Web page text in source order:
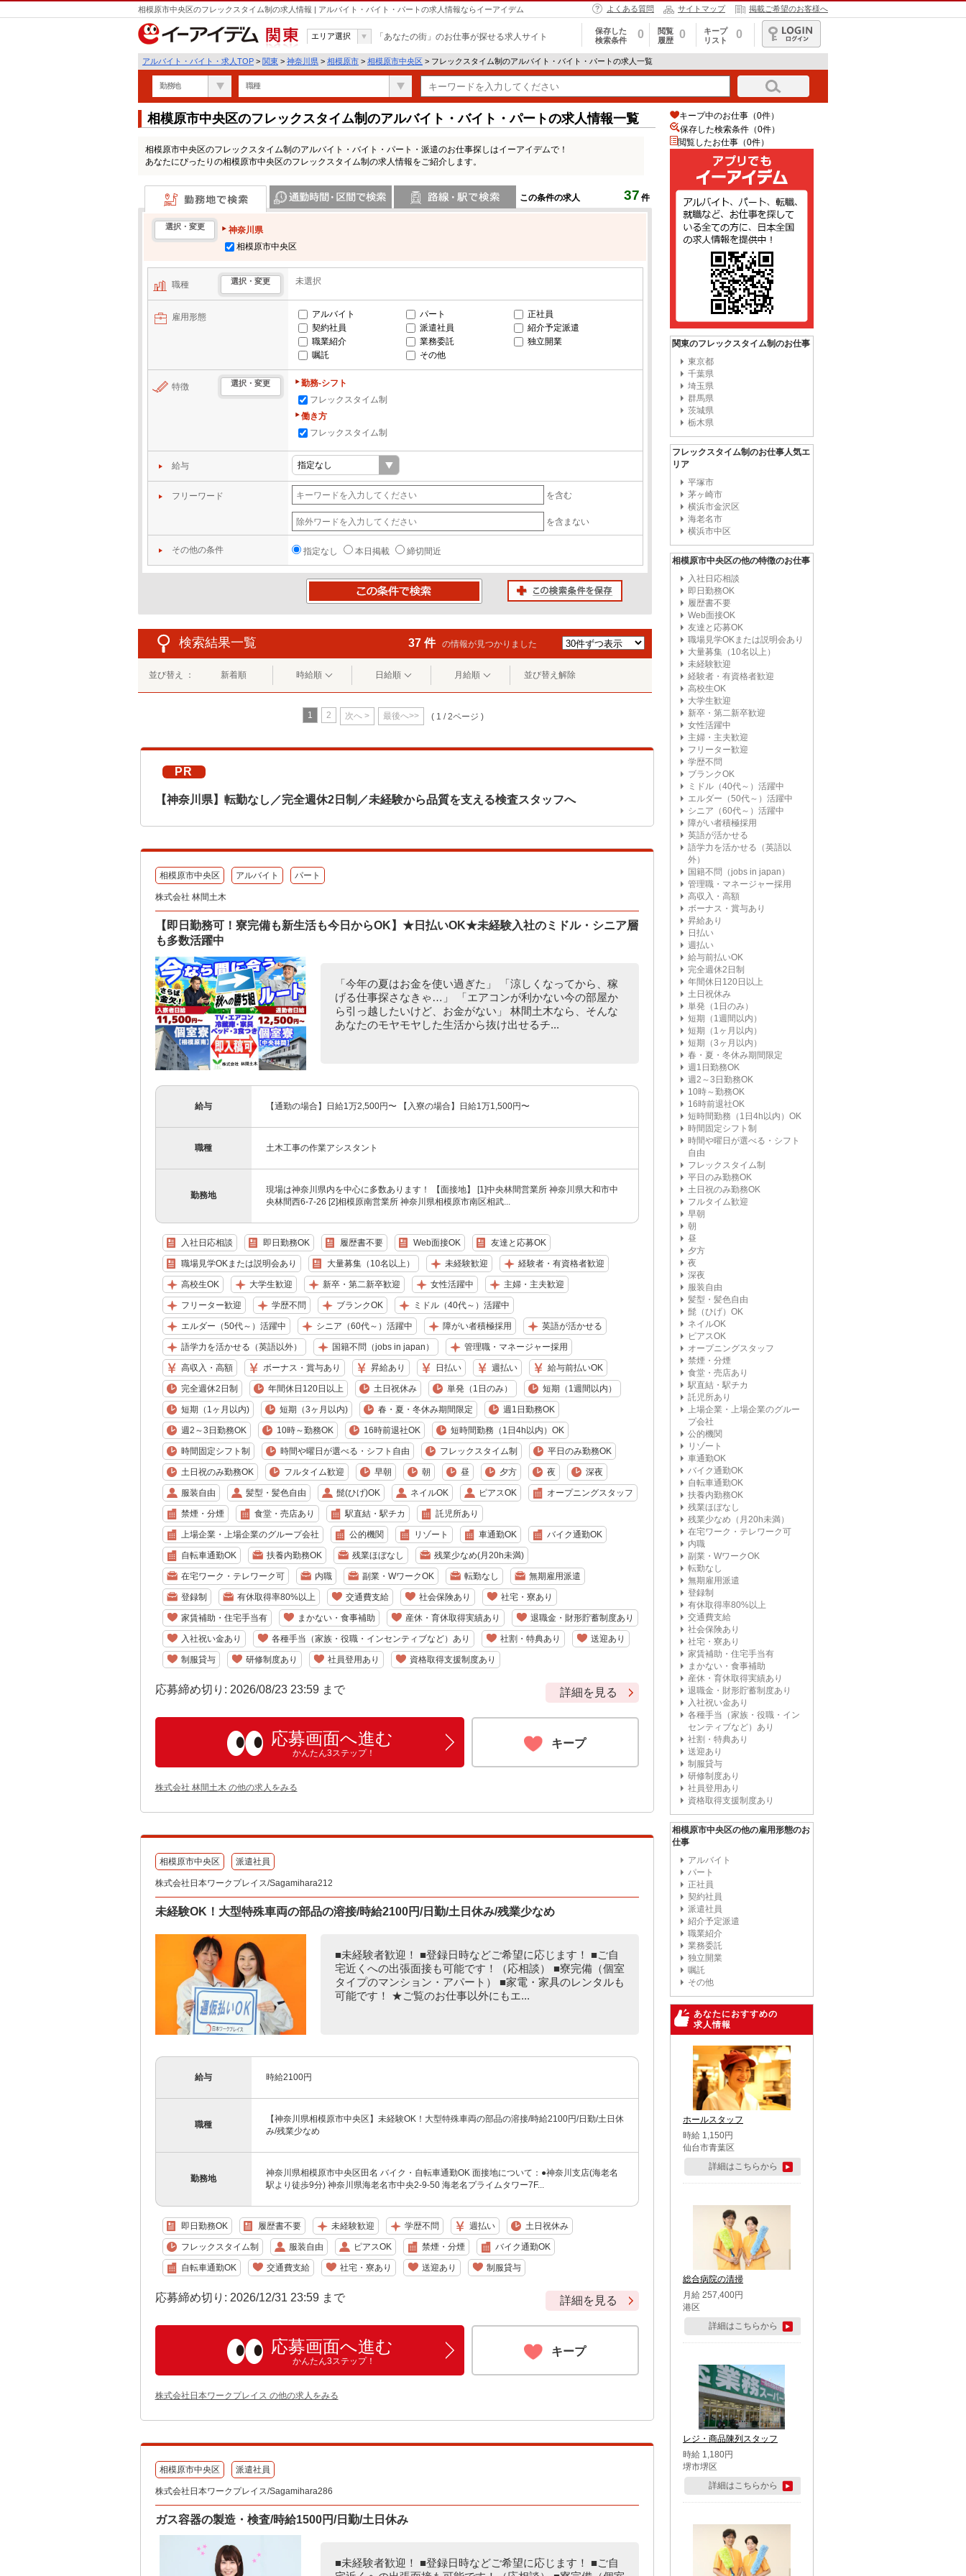
相模原市中央区のフレックスタイム制の求人情報 | アルバイト・バイト・パートの求人情報ならイーアイデム よくある質問 サイトマップ 掲載ご希望のお客様へ
関東
エリア選択 「あなたの街」のお仕事が探せる求人サイト
保存した
検索条件
0
閲覧
履歴
0
キープ
リスト
0
ログイン
アルバイト・バイト・求人TOP > 関東 > 神奈川県 > 相模原市 > 相模原市中央区 > フレックスタイム制のアルバイト・バイト・パートの求人一覧
勤務地 職種
相模原市中央区のフレックスタイム制のアルバイト・バイト・パートの求人情報一覧
相模原市中央区のフレックスタイム制のアルバイト・バイト・パート・派遣のお仕事探しはイーアイデムで！
あなたにぴったりの相模原市中央区のフレックスタイム制の求人情報をご紹介します。
この条件の求人 37 件
勤務地で検索
選択・変更
神奈川県
相模原市中央区
職種 選択・変更 未選択
雇用形態 アルバイト パート
正社員
契約社員
派遣社員
紹介予定派遣
職業紹介
業務委託
独立開業
嘱託
その他
特徴 選択・変更
勤務-シフト
フレックスタイム制
働き方
フレックスタイム制
給与
フリーワード を含む
を含まない
その他の条件 指定なし 本日掲載 締切間近
検索結果一覧 37 件 の情報が見つかりました
並び替え ： 新着順 時給順 日給順 月給順 並び替え解除
1 2 次へ > 最後へ>> ( 1 / 2ページ )
PR
【神奈川県】転勤なし／完全週休2日制／未経験から品質を支える検査スタッフへ
相模原市中央区 アルバイト パート
株式会社 林間土木
【即日勤務可！寮完備も新生活も今日からOK】★日払いOK★未経験入社のミドル・シニア層
も多数活躍中
「今年の夏はお金を使い過ぎた」 「涼しくなってから、稼
げる仕事探さなきゃ…」 「エアコンが利かない今の部屋か
ら引っ越したいけど、お金がない」 林間土木なら、そんな
あなたのモヤモヤした生活から抜け出せるチ...
給与 【通勤の場合】日給1万2,500円〜 【入寮の場合】日給1万1,500円〜
職種 土木工事の作業アシスタント
勤務地
現場は神奈川県内を中心に多数あります！ 【面接地】 [1]中央林間営業所 神奈川県大和市中
央林間西6-7-26 [2]相模原南営業所 神奈川県相模原市南区相武...
入社日応相談 即日勤務OK 履歴書不要 Web面接OK 友達と応募OK
職場見学OKまたは説明会あり 大量募集（10名以上） 未経験歓迎 経験者・有資格者歓迎
高校生OK 大学生歓迎 新卒・第二新卒歓迎 女性活躍中 主婦・主夫歓迎
フリーター歓迎 学歴不問 ブランクOK ミドル（40代～）活躍中
エルダー（50代～）活躍中 シニア（60代～）活躍中 障がい者積極採用 英語が活かせる
語学力を活かせる（英語以外） 国籍不問（jobs in japan） 管理職・マネージャー採用
高収入・高額 ボーナス・賞与あり 昇給あり 日払い 週払い 給与前払いOK
完全週休2日制 年間休日120日以上 土日祝休み 単発（1日のみ） 短期（1週間以内）
短期（1ヶ月以内) 短期（3ヶ月以内) 春・夏・冬休み期間限定 週1日勤務OK
週2～3日勤務OK 10時～勤務OK 16時前退社OK 短時間勤務（1日4h以内）OK
時間固定シフト制 時間や曜日が選べる・シフト自由 フレックスタイム制 平日のみ勤務OK
土日祝のみ勤務OK フルタイム歓迎 早朝 朝 昼 夕方 夜 深夜
服装自由 髪型・髪色自由 髭(ひげ)OK ネイルOK ピアスOK オープニングスタッフ
禁煙・分煙 食堂・売店あり 駅直結・駅チカ 託児所あり
上場企業・上場企業のグループ会社 公的機関 リゾート 車通勤OK バイク通勤OK
自転車通勤OK 扶養内勤務OK 残業ほぼなし 残業少なめ(月20h未満)
在宅ワーク・テレワーク可 内職 副業・WワークOK 転勤なし 無期雇用派遣
登録制 有休取得率80%以上 交通費支給 社会保険あり 社宅・寮あり
家賃補助・住宅手当有 まかない・食事補助 産休・育休取得実績あり 退職金・財形貯蓄制度あり
入社祝い金あり 各種手当（家族・役職・インセンティブなど）あり 社割・特典あり 送迎あり
制服貸与 研修制度あり 社員登用あり 資格取得支援制度あり
応募締め切り: 2026/08/23 23:59 まで 詳細を見る
応募画面へ進む
かんたん3ステップ！
キープ
株式会社 林間土木 の他の求人をみる
相模原市中央区 派遣社員
株式会社日本ワークプレイス/Sagamihara212
未経験OK！大型特殊車両の部品の溶接/時給2100円/日勤/土日休み/残業少なめ
■未経験者歓迎！ ■登録日時などご希望に応じます！ ■ご自
宅近くへの出張面接も可能です！（応相談） ■寮完備（個室
タイプのマンション・アパート） ■家電・家具のレンタルも
可能です！ ★ご覧のお仕事以外にもエ...
給与 時給2100円
職種
【神奈川県相模原市中央区】未経験OK！大型特殊車両の部品の溶接/時給2100円/日勤/土日休
み/残業少なめ
勤務地
神奈川県相模原市中央区田名 バイク・自転車通勤OK 面接地について：●神奈川支店(海老名
駅より徒歩9分) 神奈川県海老名市中央2-9-50 海老名プライムタワー7F...
即日勤務OK 履歴書不要 未経験歓迎 学歴不問 週払い 土日祝休み
フレックスタイム制 服装自由 ピアスOK 禁煙・分煙 バイク通勤OK
自転車通勤OK 交通費支給 社宅・寮あり 送迎あり 制服貸与
応募締め切り: 2026/12/31 23:59 まで 詳細を見る
応募画面へ進む
かんたん3ステップ！
キープ
株式会社日本ワークプレイス の他の求人をみる
相模原市中央区 派遣社員
株式会社日本ワークプレイス/Sagamihara286
ガス容器の製造・検査/時給1500円/日勤/土日休み
■未経験者歓迎！ ■登録日時などご希望に応じます！ ■ご自
キープ中のお仕事（0件）
保存した検索条件（0件）
閲覧したお仕事（0件）
関東のフレックスタイム制のお仕事
東京都
千葉県
埼玉県
群馬県
茨城県
栃木県
フレックスタイム制のお仕事人気エ
リア
平塚市
茅ヶ崎市
横浜市金沢区
海老名市
横浜市中区
相模原市中央区の他の特徴のお仕事
入社日応相談
即日勤務OK
履歴書不要
Web面接OK
友達と応募OK
職場見学OKまたは説明会あり
大量募集（10名以上）
未経験歓迎
経験者・有資格者歓迎
高校生OK
大学生歓迎
新卒・第二新卒歓迎
女性活躍中
主婦・主夫歓迎
フリーター歓迎
学歴不問
ブランクOK
ミドル（40代～）活躍中
エルダー（50代～）活躍中
シニア（60代～）活躍中
障がい者積極採用
英語が活かせる
語学力を活かせる（英語以
外）
国籍不問（jobs in japan）
管理職・マネージャー採用
高収入・高額
ボーナス・賞与あり
昇給あり
日払い
週払い
給与前払いOK
完全週休2日制
年間休日120日以上
土日祝休み
単発（1日のみ）
短期（1週間以内）
短期（1ヶ月以内）
短期（3ヶ月以内）
春・夏・冬休み期間限定
週1日勤務OK
週2～3日勤務OK
10時～勤務OK
16時前退社OK
短時間勤務（1日4h以内）OK
時間固定シフト制
時間や曜日が選べる・シフト
自由
フレックスタイム制
平日のみ勤務OK
土日祝のみ勤務OK
フルタイム歓迎
早朝
朝
昼
夕方
夜
深夜
服装自由
髪型・髪色自由
髭（ひげ）OK
ネイルOK
ピアスOK
オープニングスタッフ
禁煙・分煙
食堂・売店あり
駅直結・駅チカ
託児所あり
上場企業・上場企業のグルー
プ会社
公的機関
リゾート
車通勤OK
バイク通勤OK
自転車通勤OK
扶養内勤務OK
残業ほぼなし
残業少なめ（月20h未満）
在宅ワーク・テレワーク可
内職
副業・WワークOK
転勤なし
無期雇用派遣
登録制
有休取得率80%以上
交通費支給
社会保険あり
社宅・寮あり
家賃補助・住宅手当有
まかない・食事補助
産休・育休取得実績あり
退職金・財形貯蓄制度あり
入社祝い金あり
各種手当（家族・役職・イン
センティブなど）あり
社割・特典あり
送迎あり
制服貸与
研修制度あり
社員登用あり
資格取得支援制度あり
相模原市中央区の他の雇用形態のお
仕事
アルバイト
パート
正社員
契約社員
派遣社員
紹介予定派遣
職業紹介
業務委託
独立開業
嘱託
その他
あなたにおすすめの
求人情報
ホールスタッフ
時給 1,150円
仙台市青葉区
詳細はこちらから
総合病院の清掃
月給 257,400円
港区
詳細はこちらから
レジ・商品陳列スタッフ
時給 1,180円
堺市堺区
詳細はこちらから